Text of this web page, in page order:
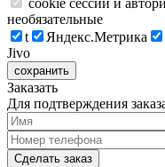
cookie сессии и
необязательные
t
Яндекс.Метрика
Jivo
сохранить
Заказать
Для подтверждения
Сделать заказ